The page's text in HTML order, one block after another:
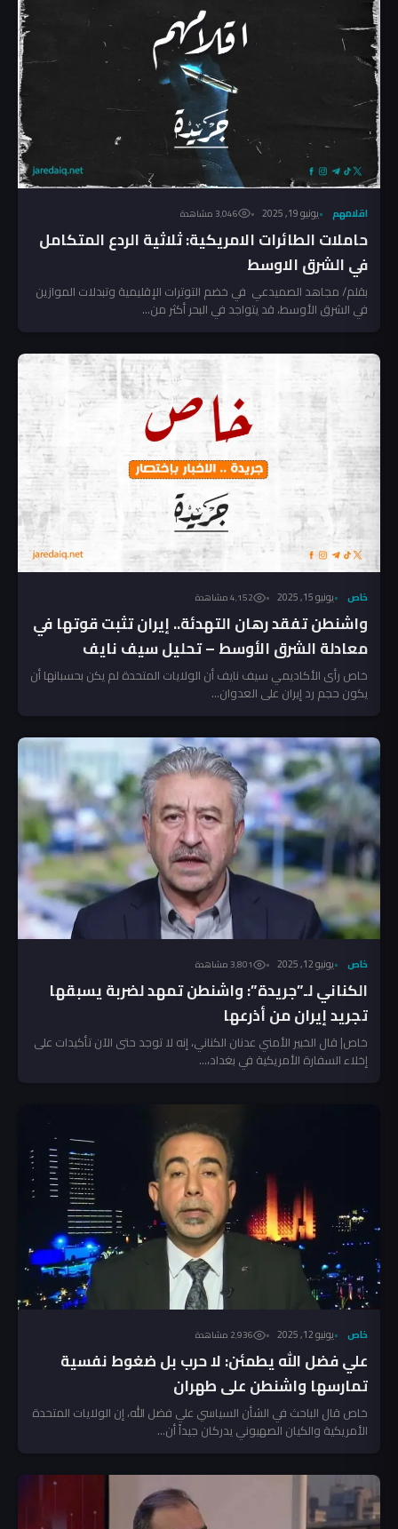
اقلامهم يونيو 19, 2025 3٬046 مشاهدة
حاملات الطائرات الامريكية: ثلاثية الردع المتكامل
في الشرق الاوسط
بقلم/ مجاهد الصميدعي في خضم التوترات الإقليمية وتبدلات الموازين
في الشرق الأوسط، قد يتواجد في البحر أكثر من...
خاص يونيو 15, 2025 4٬152 مشاهدة
واشنطن تفقد رهان التهدئة.. إيران تثبت قوتها في
معادلة الشرق الأوسط – تحليل سيف نايف
خاص رأى الأكاديمي سيف نايف أن الولايات المتحدة لم يكن بحسبانها أن
يكون حجم رد إيران على العدوان...
خاص يونيو 12, 2025 3٬801 مشاهدة
الكناني لـ”جريدة”: واشنطن تمهد لضربة يسبقها
تجريد إيران من أذرعها
خاص| قال الخبير الأمني عدنان الكناني، إنه لا توجد حتى الآن تأكيدات على
إخلاء السفارة الأمريكية في بغداد،...
خاص يونيو 12, 2025 2٬936 مشاهدة
علي فضل الله يطمئن: لا حرب بل ضغوط نفسية
تمارسها واشنطن على طهران
خاص قال الباحث في الشأن السياسي علي فضل الله، إن الولايات المتحدة
الأمريكية والكيان الصهيوني يدركان جيداً أن...